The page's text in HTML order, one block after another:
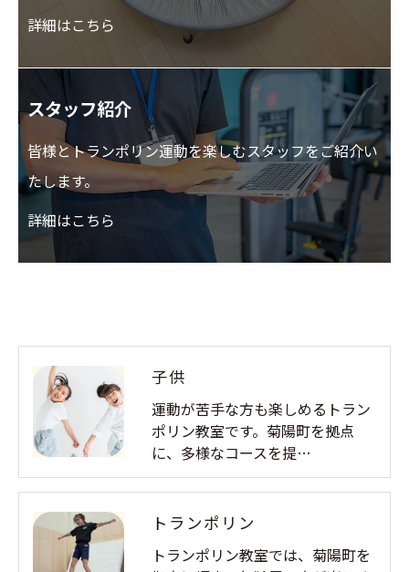
詳細はこちら
スタッフ紹介
皆様とトランポリン運動を楽しむスタッフをご紹介い
たします。
詳細はこちら
子供
運動が苦手な方も楽しめるトラン
ポリン教室です。菊陽町を拠点
に、多様なコースを提…
トランポリン
トランポリン教室では、菊陽町を